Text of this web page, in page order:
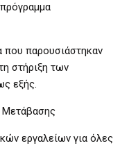
που παρουσιάστηκαν
στήριξη των
εξής.
Μετάβασης
εργαλείων για όλες